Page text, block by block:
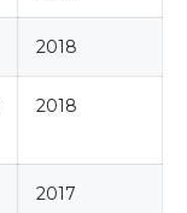
2018
2018
2017